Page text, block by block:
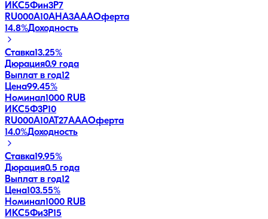
ИКС5Фин3P7
RU000A10AHA3AAAОферта
14.8%Доходность
Ставка13.25%
Дюрация0.9 года
Выплат в год12
Цена99.45%
Номинал1000 RUB
ИКС5Ф3P10
RU000A10AT27AAAОферта
14.0%Доходность
Ставка19.95%
Дюрация0.5 года
Выплат в год12
Цена103.55%
Номинал1000 RUB
ИКС5Фи3P15